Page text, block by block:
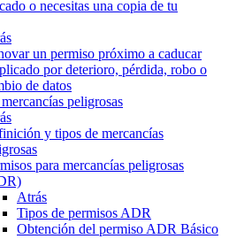
o necesitas una copia de tu
un permiso próximo a caducar
por deterioro, pérdida, robo o
de datos
peligrosas
y tipos de mercancías
para mercancías peligrosas
Atrás
Tipos de permisos ADR
Obtención del permiso ADR Básico